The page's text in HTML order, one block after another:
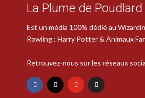
La Plume de Poudlard
Est un média 100% dédié au
Rowling : Harry Potter & Animaux
Retrouvez-nous sur les réseaux